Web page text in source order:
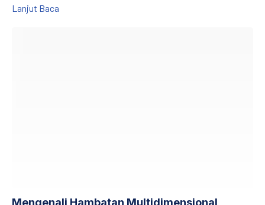
Lanjut Baca
Mengenali Hambatan Multidimensional